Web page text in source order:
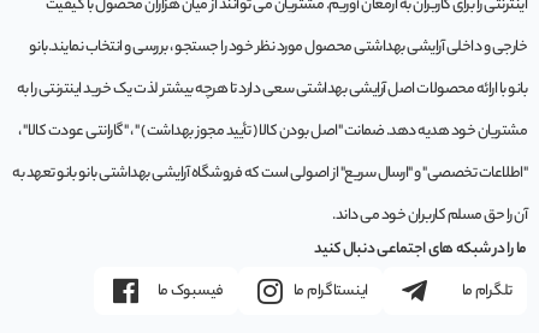
اینترنتی را برای کاربران به ارمغان آوریم. مشتريان می توانند از ميان هزاران محصول با کيفيت
خارجی و داخلی آرایشی بهداشتی محصول مورد نظر خود را جستجو ، بررسی و انتخاب نمايند.بانو
بانو با ارائه محصولات اصل آرایشی بهداشتی سعی دارد تا هرچه بیشتر لذت یک خرید اینترنتی را به
مشتریان خود هدیه دهد. ضمانت "اصل بودن کالا ( تأیید مجوز بهداشت ) " ، "گارانتی عودت کالا" ،
"اطلاعات تخصصی" و "ارسال سریع" از اصولی است که فروشگاه آرایشی بهداشتی بانو بانو تعهد به
آن را حق مسلم کاربران خود می داند.
ما را در شبکه های اجتماعی دنبال کنید
تلگرام ما
اینستاگرام ما فیسبوک ما